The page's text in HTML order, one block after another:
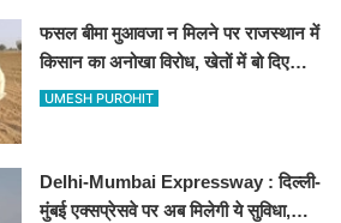
फसल बीमा मुआवजा न मिलने पर राजस्थान में
किसान का अनोखा विरोध, खेतों में बो दिए
500-500 रुपए के नोट, वीडियो वायरल
UMESH PUROHIT
Delhi-Mumbai Expressway : दिल्ली-
मुंबई एक्सप्रेसवे पर अब मिलेगी ये सुविधा,